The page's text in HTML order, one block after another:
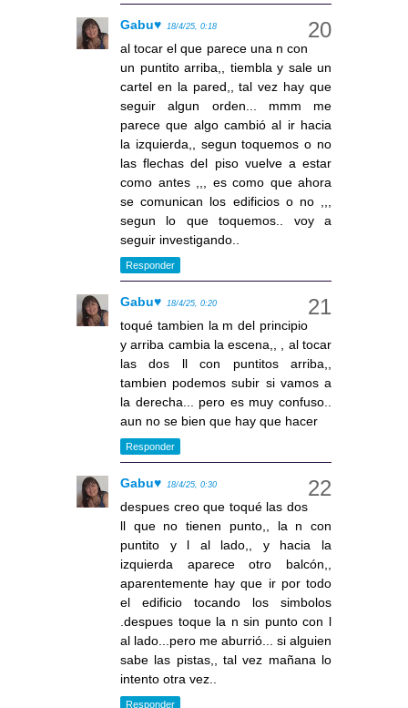
Gabu♥ 18/4/25, 0:18
al tocar el que parece una n con
un puntito arriba,, tiembla y sale un
cartel en la pared,, tal vez hay que
seguir algun orden... mmm me
parece que algo cambió al ir hacia
la izquierda,, segun toquemos o no
las flechas del piso vuelve a estar
como antes ,,, es como que ahora
se comunican los edificios o no ,,,
segun lo que toquemos.. voy a
seguir investigando..
Responder
Gabu♥ 18/4/25, 0:20
toqué tambien la m del principio
y arriba cambia la escena,, , al tocar
las dos ll con puntitos arriba,,
tambien podemos subir si vamos a
la derecha... pero es muy confuso..
aun no se bien que hay que hacer
Responder
Gabu♥ 18/4/25, 0:30
despues creo que toqué las dos
ll que no tienen punto,, la n con
puntito y l al lado,, y hacia la
izquierda aparece otro balcón,,
aparentemente hay que ir por todo
el edificio tocando los simbolos
.despues toque la n sin punto con l
al lado...pero me aburrió... si alguien
sabe las pistas,, tal vez mañana lo
intento otra vez..
Responder